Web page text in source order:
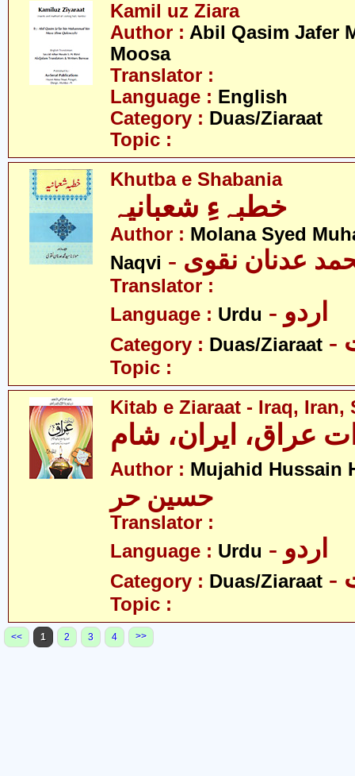
Kamil uz Ziara
Author : Abil Qasim Jafer
Moosa
Translator :
Language : English
Category : Duas/Ziaraat
Topic :
Khutba e Shabania
خطبہءِ شعبانیہ
Author : Molana Syed
Naqvi
عدنان نقوی
Translator :
Language : Urdu - اردو
Category : Duas/Ziaraat
Topic :
Kitab e Ziaraat - Iraq, Iran,
عراق، ایران، شام
Author : Mujahid Hussain
حسین حر
Translator :
Language : Urdu - اردو
Category : Duas/Ziaraat
Topic :
<< 1 2 3 4 >>